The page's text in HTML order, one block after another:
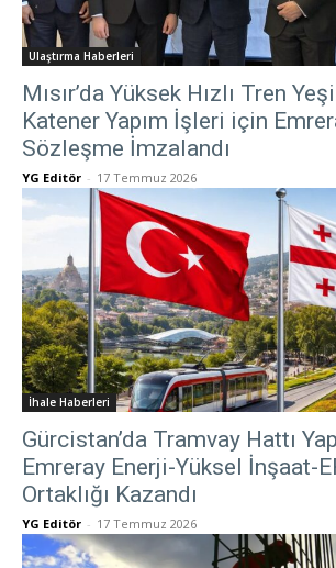
Ulaştırma Haberleri
Mısır’da Yüksek Hızlı Tren
Katener Yapım İşleri için
Sözleşme İmzalandı
YG Editör - 17 Temmuz 2026
İhale Haberleri
Gürcistan’da Tramvay Hattı
Emreray Enerji-Yüksel İnşaat-
Ortaklığı Kazandı
YG Editör - 17 Temmuz 2026